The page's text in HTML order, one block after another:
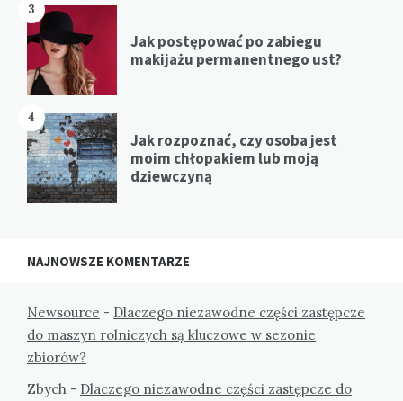
3
Jak postępować po zabiegu
makijażu permanentnego ust?
4
Jak rozpoznać, czy osoba jest
moim chłopakiem lub moją
dziewczyną
NAJNOWSZE KOMENTARZE
Newsource - Dlaczego niezawodne części zastępcze
do maszyn rolniczych są kluczowe w sezonie
zbiorów?
Zbych - Dlaczego niezawodne części zastępcze do